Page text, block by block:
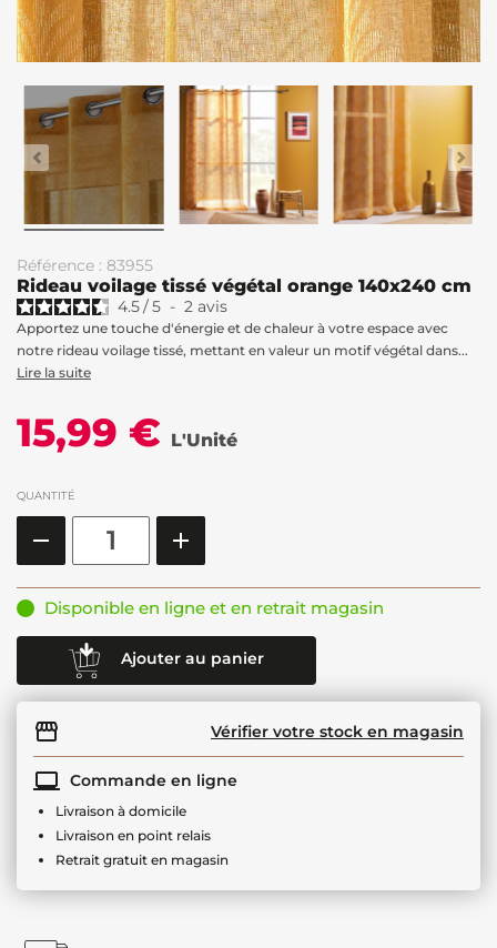
Référence : 83955
Rideau voilage tissé végétal orange 140x240 cm
4.5/5 - 2 avis
Apportez une touche d'énergie et de chaleur à votre espace avec
notre rideau voilage tissé, mettant en valeur un motif végétal dans...
Lire la suite
15,99 € L'Unité
QUANTITÉ
Disponible en ligne et en retrait magasin
Ajouter au panier
Vérifier votre stock en magasin
Commande en ligne
Livraison à domicile
Livraison en point relais
Retrait gratuit en magasin